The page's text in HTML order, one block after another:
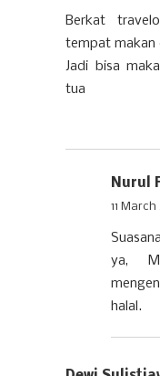
Berkat
tempat makan
Jadi bisa
tua
Nurul
11
ya,
halal.